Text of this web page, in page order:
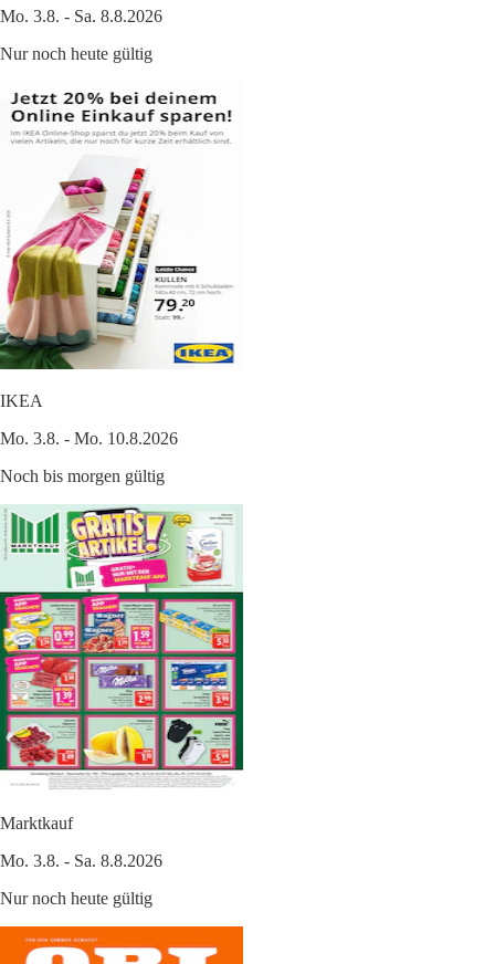
Mo. 3.8. - Sa. 8.8.2026
Nur noch heute gültig
IKEA
Mo. 3.8. - Mo. 10.8.2026
Noch bis morgen gültig
Marktkauf
Mo. 3.8. - Sa. 8.8.2026
Nur noch heute gültig